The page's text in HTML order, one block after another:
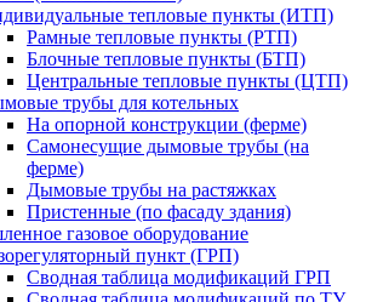
тепловые пункты (ИТП)
Рамные тепловые пункты (РТП)
Блочные тепловые пункты (БТП)
Центральные тепловые пункты (ЦТП)
трубы для котельных
На опорной конструкции (ферме)
Самонесущие дымовые трубы (на
ферме)
Дымовые трубы на растяжках
Пристенные (по фасаду здания)
газовое оборудование
пункт (ГРП)
Сводная таблица модификаций ГРП